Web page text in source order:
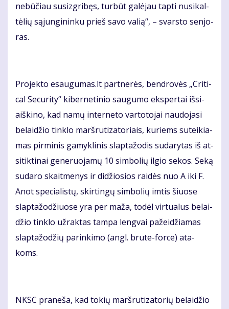
ne­bū­čiau su­siz­gri­bęs, tur­būt ga­lė­jau tap­ti nu­si­kal­
tė­lių są­jun­gi­nin­ku prieš sa­vo va­lią“, – svars­to sen­jo­
ras.
Pro­jek­to esau­gu­mas.lt part­ne­rės, ben­dro­vės „Cri­ti­
cal Se­cu­ri­ty“ ki­ber­ne­ti­nio sau­gu­mo eks­per­tai iš­si­
aiš­ki­no, kad na­mų in­ter­ne­to var­to­to­jai nau­do­ja­si
be­lai­džio tin­klo marš­ru­ti­za­to­riais, ku­riems su­tei­kia­
mas pir­mi­nis ga­myk­li­nis slap­ta­žo­dis su­da­ry­tas iš at­
si­tik­ti­nai ge­ne­ruo­ja­mų 10 sim­bo­lių il­gio se­kos. Se­ką
su­da­ro skait­me­nys ir di­džio­sios rai­dės nuo A iki F.
Anot spe­cia­lis­tų, skir­tin­gų sim­bo­lių im­tis šiuo­se
slap­ta­žo­džiuo­se yra per ma­ža, to­dėl vir­tu­a­lus be­lai­
džio tin­klo už­rak­tas tam­pa leng­vai pa­žei­džia­mas
slap­ta­žo­džių pa­rin­ki­mo (angl. bru­te-for­ce) ata­
koms.
NKSC pra­ne­ša, kad to­kių marš­ru­ti­za­to­rių be­lai­džio